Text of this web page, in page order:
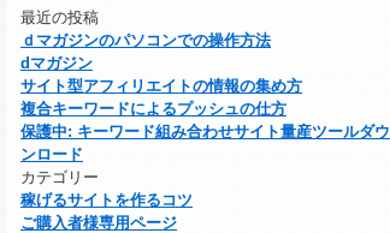
最近の投稿
ｄマガジンのパソコンでの操作方法
dマガジン
サイト型アフィリエイトの情報の集め方
複合キーワードによるプッシュの仕方
保護中: キーワード組み合わせサイト量産ツールダウ
ンロード
カテゴリー
稼げるサイトを作るコツ
ご購入者様専用ページ